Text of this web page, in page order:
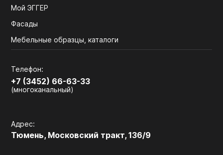
Мой ЭГГЕР
Фасады
Мебельные образцы, каталоги
Телефон:
+7 (3452) 66-63-33
(многоканальный)
Адрес:
Тюмень, Московский тракт, 136/9